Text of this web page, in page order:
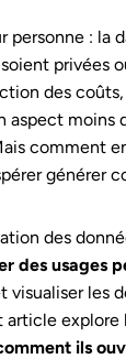
personne : la
soient privées
des
aspect moins
comment
générer
des
des usages
visualiser les
explore
ils